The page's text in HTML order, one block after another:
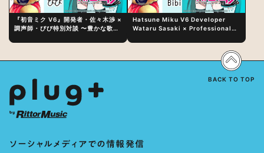
『初音ミク V6』開発者・佐々木渉 ×
調声師・びび特別対談 〜豊かな歌声
Hatsune Miku V6 Developer
Wataru Sasaki × Professional
Vocal Expression Lies in “Love
for the singing characters” and
ソーシャルメディアでの情報発信
BACK TO TOP